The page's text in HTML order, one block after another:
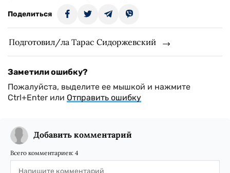
Поделиться
Подготовил/ла Тарас Сидоржевский
Заметили ошибку?
Пожалуйста, выделите ее мышкой и нажмите
Ctrl+Enter или Отправить ошибку
Добавить комментарий
Всего комментариев: 4